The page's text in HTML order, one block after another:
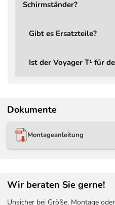
Lieferumfang
Schirmständer
Schirmständer?
Gibt es Ersatzteile?
Ist der Voyager T¹ für
Dokumente
Montageanleitung
Wir beraten Sie gerne!
Unsicher bei Größe, Montage